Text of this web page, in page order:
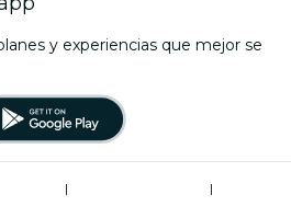
y experiencias que mejor se
|
|